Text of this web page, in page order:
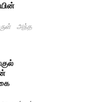
அந்த